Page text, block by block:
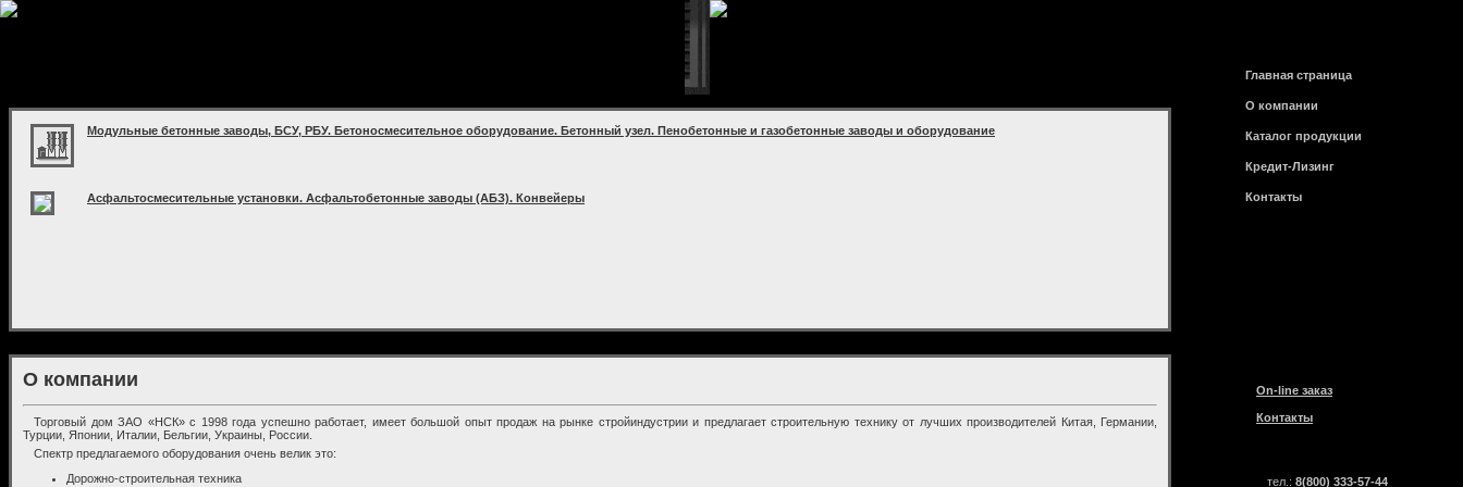
Модульные бетонные заводы, БСУ, РБУ. Бетоносмесительное оборудование. Бетонный узел. Пенобетонные и газобетонные заводы и оборудование
Асфальтосмесительные установки. Асфальтобетонные заводы (АБЗ). Конвейеры
О компании
Торговый дом ЗАО «НСК» с 1998 года успешно работает, имеет большой опыт продаж на рынке стройиндустрии и предлагает строительную технику от лучших производителей Китая, Германии,
Турции, Японии, Италии, Бельгии, Украины, России.
Спектр предлагаемого оборудования очень велик это:
Дорожно-строительная техника
Главная страница
О компании
Каталог продукции
Кредит-Лизинг
Контакты
On-line заказ
Контакты
тел.: 8(800) 333-57-44